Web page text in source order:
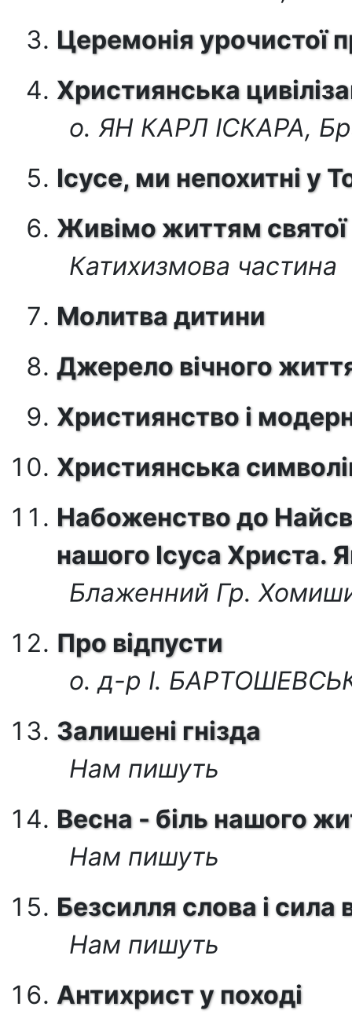
Церемонія урочистої
Християнська
о. ЯН КАРЛ ІСКАРА,
Ісусе, ми непохитні у
Живімо життям святої
Катихизмова частина
Молитва дитини
Джерело вічного
Християнство і
Християнська
Набоженство до
нашого Ісуса Христа.
Блаженний Гр.
Про відпусти
о. д-р І.
Залишені гнізда
Нам пишуть
Весна - біль нашого
Нам пишуть
Безсилля слова і сила
Нам пишуть
Антихрист у поході